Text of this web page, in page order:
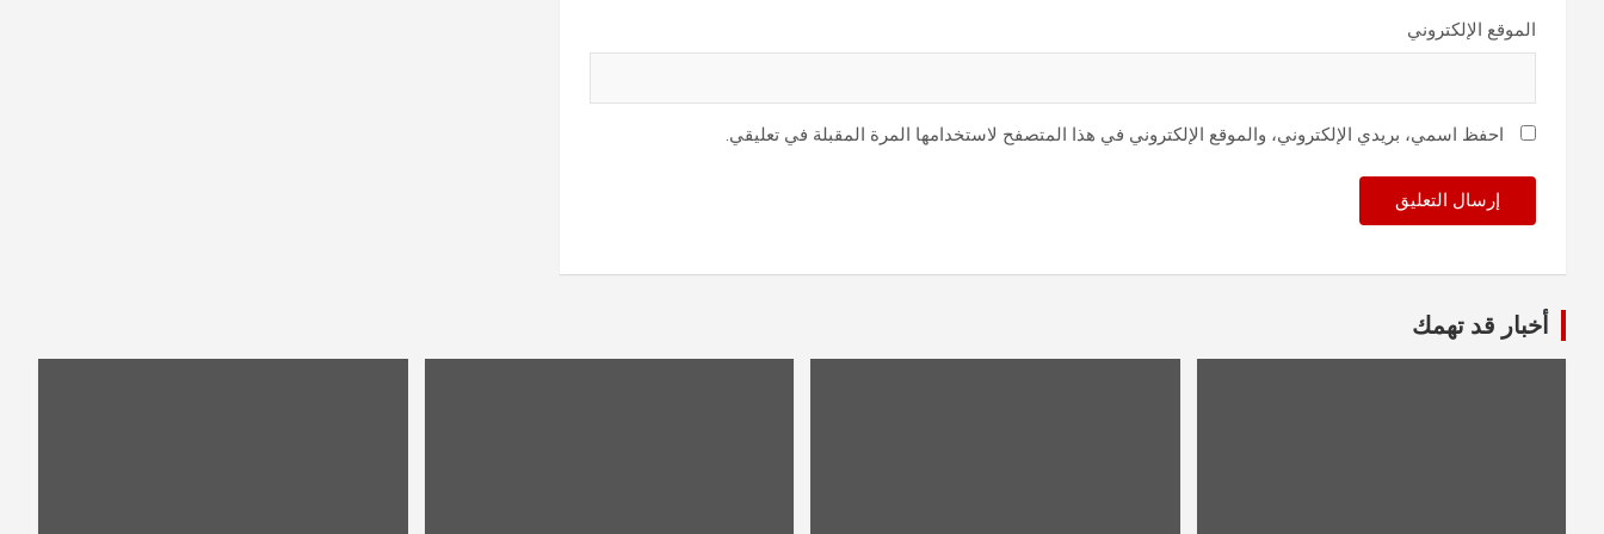
الموقع الإلكتروني
احفظ اسمي، بريدي الإلكتروني، والموقع الإلكتروني في هذا المتصفح لاستخدامها المرة المقبلة في تعليقي.
أخبار قد تهمك